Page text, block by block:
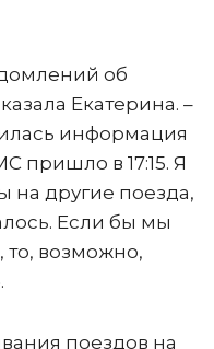
об
Екатерина. –
информация
пришло в 17:15. Я
на другие поезда,
Если бы мы
то, возможно,
поездов на